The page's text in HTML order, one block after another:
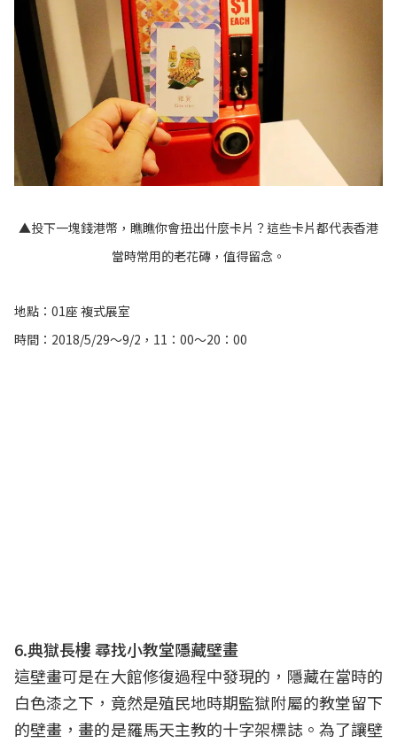
▲投下一塊錢港幣，瞧瞧你會扭出什麼卡片？這些卡片都代表香港
當時常用的老花磚，值得留念。
地點：01座 複式展室
時間：2018/5/29〜9/2，11：00〜20：00
6.典獄長樓 尋找小教堂隱藏壁畫
這壁畫可是在大館修復過程中發現的，隱藏在當時的
白色漆之下，竟然是殖民地時期監獄附屬的教堂留下
的壁畫，畫的是羅馬天主教的十字架標誌。為了讓壁